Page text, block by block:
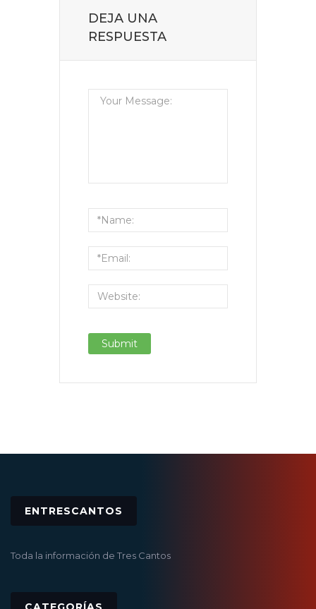
DEJA UNA
RESPUESTA
ENTRESCANTOS
Toda la información de Tres Cantos